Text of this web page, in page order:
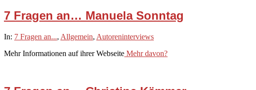
7 Fragen an… Manuela Sonntag
2021-
10
In: 7 Fragen an..., Allgemein, Autoreninterviews
Mehr Informationen auf ihrer Webseite Mehr davon?